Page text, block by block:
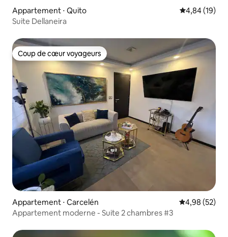
Appartement ⋅ Quito Évaluation
4,84 (19)
Suite Dellaneira
Coup de cœur voyageurs
Coup de cœur voyageurs
Appartement ⋅ Carcelén Évaluation
4,98 (52)
Appartement moderne - Suite 2 chambres #3